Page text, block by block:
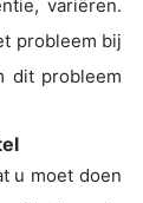
variëren.
probleem bij
dit probleem
u moet doen